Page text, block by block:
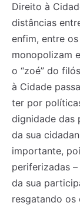
Direito à
distâncias
enfim, entre
monopolizam
o “zoé” do
à Cidade
ter por
dignidade das
da sua
importante,
periferizadas
da sua
resgatando os